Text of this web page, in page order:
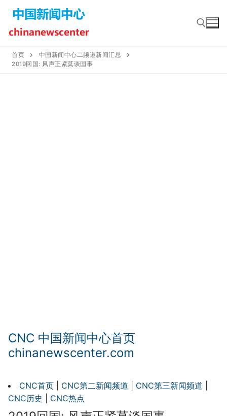
content
首页
中国新闻中心二频道新闻汇总
2019回国: 风声正紧莫谈国事
CNC 中国新闻中心首页
chinanewscenter.com
CNC首页 CNC第二新闻频道 CNC第三新闻频道
CNC历史
CNC热点